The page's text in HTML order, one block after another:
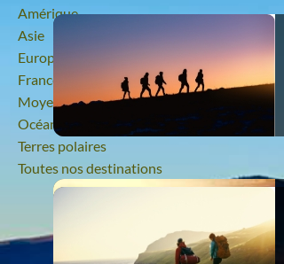
Amérique
Asie
Europe
France
Moyen-Orient
Océanie
Terres polaires
Toutes nos destinations